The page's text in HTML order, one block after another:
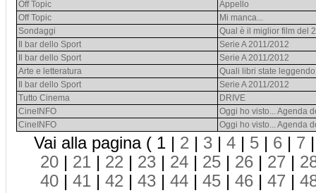
Off Topic
Appello
Off Topic
Mi manca...
Sondaggi
Qual è il miglior film del
Il bar dello Sport
Serie A 2011/2012
Il bar dello Sport
Serie A 2011/2012
Arte e letteratura
Quali libri state
Il bar dello Sport
Serie A 2011/2012
Tutto Cinema
DRIVE
CineINFO
Oggi ho visto... Agenda
CineINFO
Oggi ho visto... Agenda
Vai alla pagina ( 1 | 2 | 3 | 4 | 5 | 6 | 7
20 | 21 | 22 | 23 | 24 | 25 | 26 | 27 |
40 | 41 | 42 | 43 | 44 | 45 | 46 | 47 |